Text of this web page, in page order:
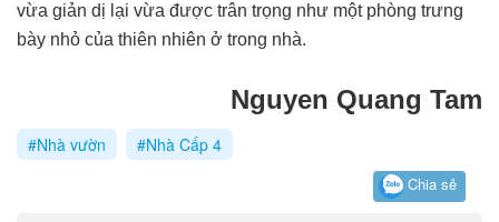
vừa giản dị lại vừa được trân trọng như một phòng trưng
bày nhỏ của thiên nhiên ở trong nhà.
Nguyen Quang Tam
#Nhà vườn #Nhà Cấp 4
Chia sẻ